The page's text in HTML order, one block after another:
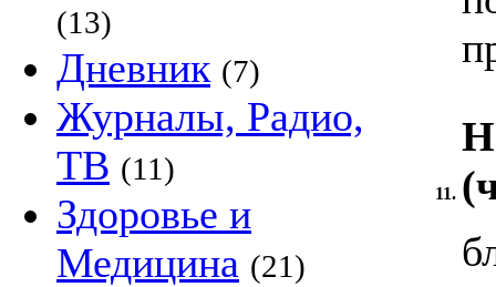
(13)
Дневник (7)
Журналы, Радио,
ТВ (11)
Здоровье и
Медицина (21)
11.